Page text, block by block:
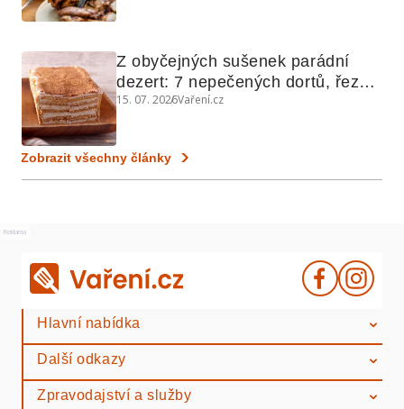
Z obyčejných sušenek parádní
dezert: 7 nepečených dortů, řezů
a koláčů
15. 07. 2026Vaření.cz
Zobrazit všechny články
Reklama
Hlavní nabídka
Další odkazy
Zpravodajství a služby